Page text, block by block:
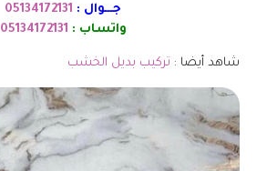
جـــوال : 05134172131
واتساب : 05134172131
شاهد أيضا : تركيب بديل الخشب